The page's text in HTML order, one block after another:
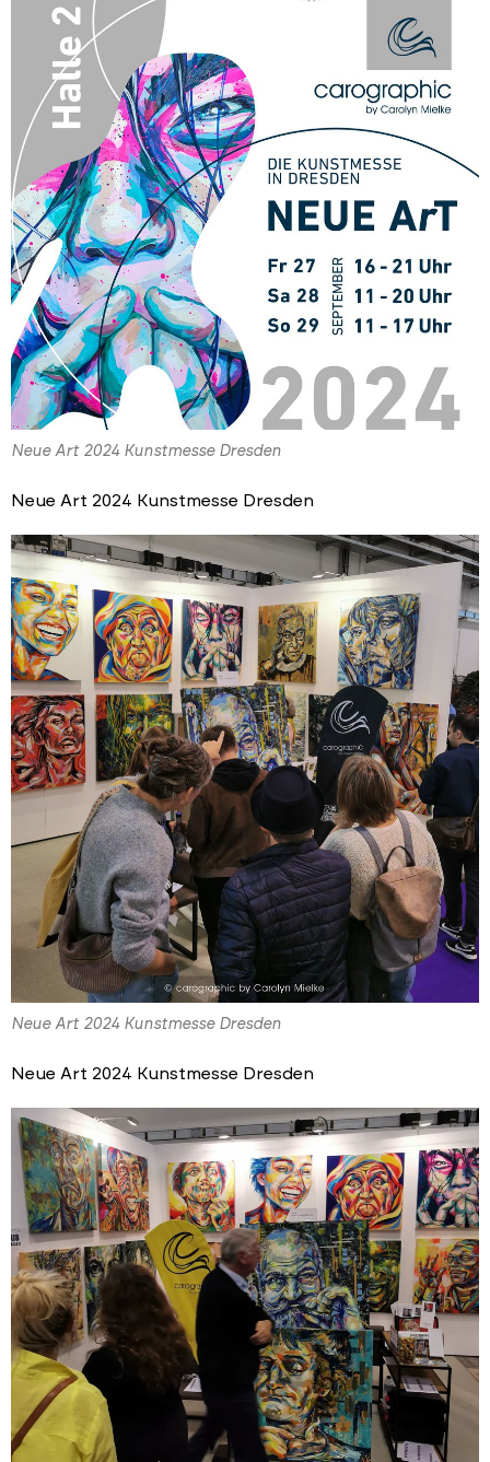
Neue Art 2024 Kunstmesse Dresden
Neue Art 2024 Kunstmesse Dresden
Neue Art 2024 Kunstmesse Dresden
Neue Art 2024 Kunstmesse Dresden